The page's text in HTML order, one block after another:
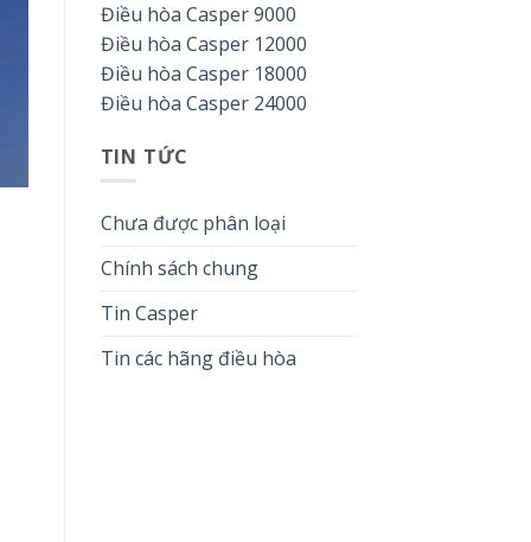
Điều hòa Casper 9000
Điều hòa Casper 12000
Điều hòa Casper 18000
Điều hòa Casper 24000
TIN TỨC
Chưa được phân loại
Chính sách chung
Tin Casper
Tin các hãng điều hòa